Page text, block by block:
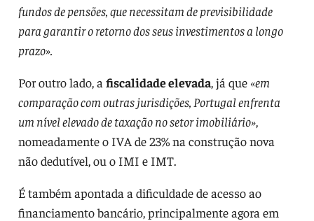
fundos de pensões, que necessitam de previsibilidade
para garantir o retorno dos seus investimentos a longo
prazo».
Por outro lado, a fiscalidade elevada, já que «em
comparação com outras jurisdições, Portugal enfrenta
um nível elevado de taxação no setor imobiliário»,
nomeadamente o IVA de 23% na construção nova
não dedutível, ou o IMI e IMT.
É também apontada a dificuldade de acesso ao
financiamento bancário, principalmente agora em